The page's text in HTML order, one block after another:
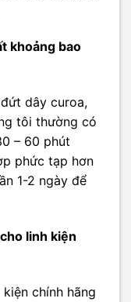
khoảng bao
dây curoa,
tôi thường có
– 60 phút
phức tạp hơn
1-2 ngày để
linh kiện
chính hãng